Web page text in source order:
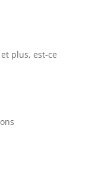
plus, est-ce